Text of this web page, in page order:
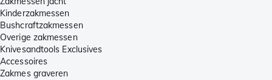
Kinderzakmessen
Bushcraftzakmessen
Overige zakmessen
Knivesandtools Exclusives
Accessoires
Zakmes graveren